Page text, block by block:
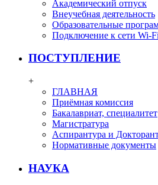
Академический отпуск
Внеучебная деятельность
Образовательные
Подключение к сети Wi-
ПОСТУПЛЕНИЕ
+
ГЛАВНАЯ
Приёмная комиссия
Бакалавриат, специалитет
Магистратура
Аспирантура и
Нормативные документы
НАУКА